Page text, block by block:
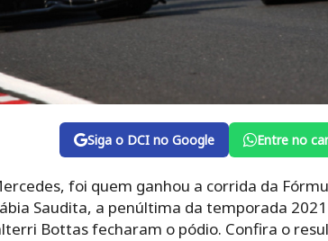
Siga o DCI no Google Entre no
foi quem ganhou a corrida da
Saudita, a penúltima da temporada
Bottas fecharam o pódio. Confira o